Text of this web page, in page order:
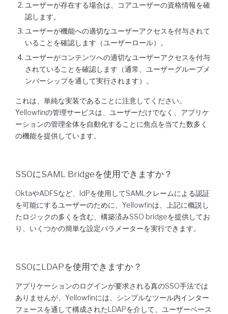
ユーザーが存在する場合は、コアユーザーの資格情報を確
認します。
ユーザーが機能への適切なユーザーアクセスを付与されて
いることを確認します（ユーザーロール）。
ユーザーがコンテンツへの適切なユーザーアクセスを付与
されていることを確認します（通常、ユーザーグループメ
ンバーシップを通して実行されます）。
これは、単純な実装であることに注意してください。
Yellowfinの管理サービスは、ユーザーだけでなく、アプリケ
ーションの管理全体を自動化することに焦点を当てた数多く
の機能を提供しています。
SSOにSAML Bridgeを使用できますか？
OktaやADFSなど、IdPを使用してSAMLクレームによる認証
を可能にするユーザーのために、Yellowfinは、上記に概説し
たロジックの多くを含む、構築済みSSO bridgeを提供してお
り、いくつかの簡単な設定パラメーターを実行できます。
SSOにLDAPを使用できますか？
アプリケーションのログインが要求される真のSSO手法では
ありませんが、Yellowfinには、シンプルなツール内インター
フェースを通して構成されたLDAPを介して、ユーザーベース